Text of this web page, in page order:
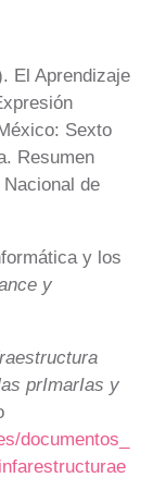
El Aprendizaje
Sexto
Resumen
de
y los
y
prImarIas y
documentos_